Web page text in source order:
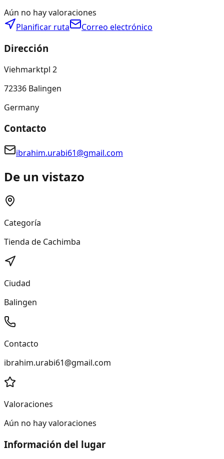
Aún no hay valoraciones
Planificar ruta
Correo electrónico
Dirección
Viehmarktpl 2
72336 Balingen
Germany
Contacto
ibrahim.urabi61@gmail.com
De un vistazo
Categoría
Tienda de Cachimba
Ciudad
Balingen
Contacto
ibrahim.urabi61@gmail.com
Valoraciones
Aún no hay valoraciones
Información del lugar